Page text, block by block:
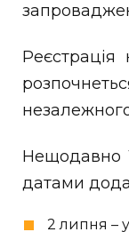
Нещодавно
датами
2 липня –